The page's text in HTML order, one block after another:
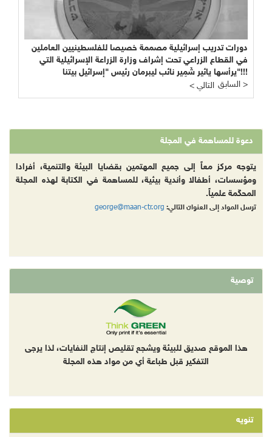
دورات تدريب إسرائيلية مصممة خصيصا للفلسطينيين العاملين
في القطاع الزراعي تحت إشراف وزارة الزراعة الإسرائيلية التي
يرأسها يائير شَمِير نائب ليبرمان رئيس "إسرائيل بيتنا"!!!
< التالي
السابق >
دعوة للمساهمة في المجلة
يتوجه مركز معاً إلى جميع المهتمين بقضايا البيئة والتنمية، أفرادا
ومؤسسات، أطفالا وأندية بيئية، للمساهمة في الكتابة لهذه المجلة
المحكّمة علمياً.
ترسل المواد إلى العنوان التالي: george@maan-ctr.org
توصية
هذا الموقع صديق للبيئة ويشجع تقليص إنتاج النفايات، لذا يرجى
التفكير قبل طباعة أي من مواد هذه المجلة
تنويه